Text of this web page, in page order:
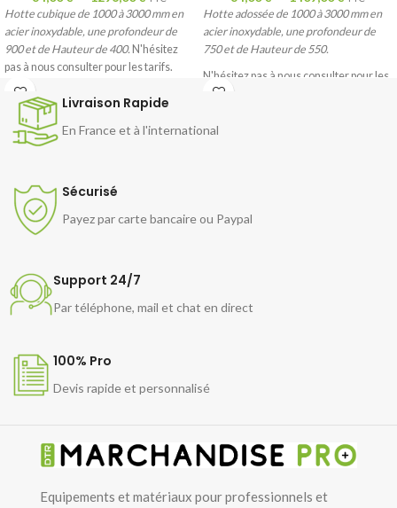
Hotte cubique de 1000 à 3000 mm en
acier inoxydable, une profondeur de
900 et de Hauteur de 400. N'hésitez
pas à nous consulter pour les tarifs.
Hotte adossée de 1000 à 3000 mm en
acier inoxydable, une profondeur de
750 et de Hauteur de 550.
N'hésitez pas à nous consulter pour les
tarifs.
Livraison Rapide
En France et à l'international
Sécurisé
Payez par carte bancaire ou Paypal
Support 24/7
Par téléphone, mail et chat en direct
100% Pro
Devis rapide et personnalisé
Equipements et matériaux pour professionnels et